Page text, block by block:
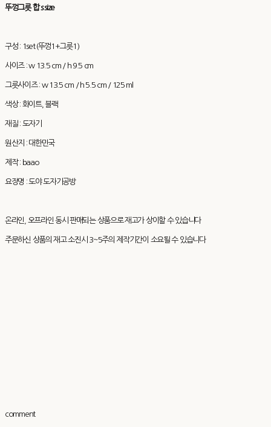
뚜껑그릇 합 s size
구성 : 1set (뚜껑1+그릇1)
사이즈 : w 13.5 cm / h 9.5 cm
그릇사이즈 : w 13.5 cm / h 5.5 cm / 125 ml
색상 : 화이트, 블랙
재질 : 도자기
원산지 : 대한민국
제작 : baao
요장명 : 도야 도자기공방
온라인, 오프라인 동시 판매되는 상품으로 재고가 상이할 수 있습니다
주문하신 상품의 재고 소진시 3~5주의 제작기간이 소요될 수 있습니다
comment